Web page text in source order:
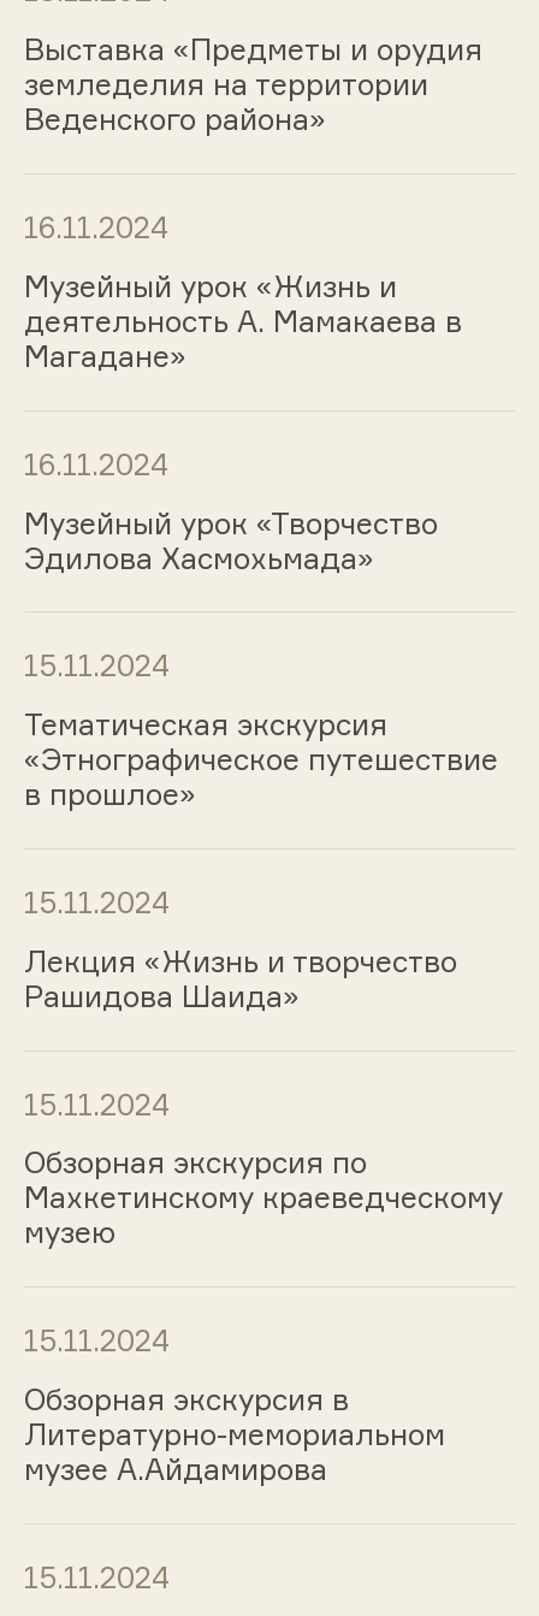
Выставка «Предметы и орудия
земледелия на территории
Веденского района»
16.11.2024
Музейный урок «Жизнь и
деятельность А. Мамакаева в
Магадане»
16.11.2024
Музейный урок «Творчество
Эдилова Хасмохьмада»
15.11.2024
Тематическая экскурсия
«Этнографическое путешествие
в прошлое»
15.11.2024
Лекция «Жизнь и творчество
Рашидова Шаида»
15.11.2024
Обзорная экскурсия по
Махкетинскому краеведческому
музею
15.11.2024
Обзорная экскурсия в
Литературно-мемориальном
музее А.Айдамирова
15.11.2024